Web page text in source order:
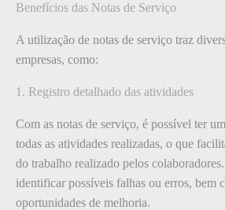
Benefícios das Notas de Serviço
A utilização de notas de serviço traz
empresas, como:
1. Registro detalhado das atividades
Com as notas de serviço, é possível ter
todas as atividades realizadas, o que
do trabalho realizado pelos
identificar possíveis falhas ou erros, bem
oportunidades de melhoria.